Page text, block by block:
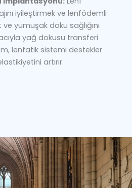
iyileştirmek ve lenfödemli
yumuşak doku sağlığını
yağ dokusu transferi
lenfatik sistemi destekler
artırır.